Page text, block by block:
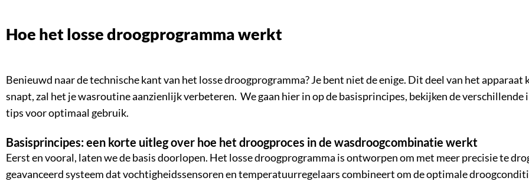
Hoe het losse droogprogramma werkt
Benieuwd naar de technische kant van het losse droogprogramma? Je bent niet de enige. Dit deel van het
snapt, zal het je wasroutine aanzienlijk verbeteren. We gaan hier in op de basisprincipes, bekijken de verschillende
tips voor optimaal gebruik.
Basisprincipes: een korte uitleg over hoe het droogproces in de wasdroogcombinatie werkt
Eerst en vooral, laten we de basis doorlopen. Het losse droogprogramma is ontworpen om met meer precisie te
geavanceerd systeem dat vochtigheidssensoren en temperatuurregelaars combineert om de optimale